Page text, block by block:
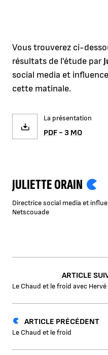
Vous trouverez ci-
résultats de l'étude par
social media et
cette matinale.
La présentation
PDF - 3 MO
JULIETTE ORAIN
Directrice social media et
Netscouade
ARTICLE PRÉCÉDENT
Le Chaud et le froid
ARTICLE
Le Chaud et le froid avec